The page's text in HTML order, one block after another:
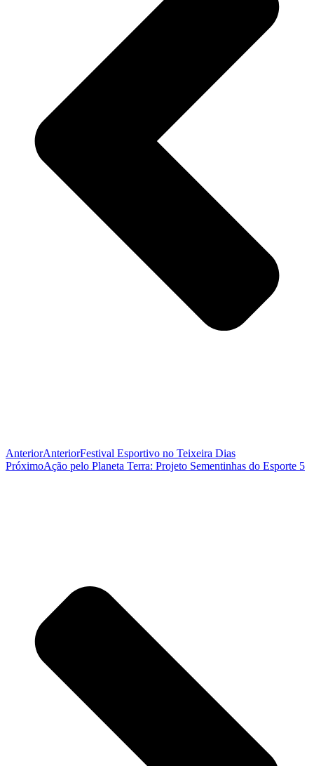
AnteriorAnteriorFestival Esportivo no Teixeira Dias
PróximoAção pelo Planeta Terra: Projeto Sementinhas do Esporte 5